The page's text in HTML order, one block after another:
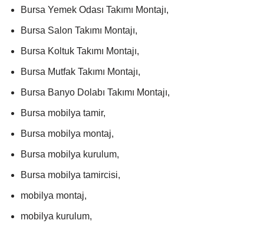
Bursa Yemek Odası Takımı Montajı,
Bursa Salon Takımı Montajı,
Bursa Koltuk Takımı Montajı,
Bursa Mutfak Takımı Montajı,
Bursa Banyo Dolabı Takımı Montajı,
Bursa mobilya tamir,
Bursa mobilya montaj,
Bursa mobilya kurulum,
Bursa mobilya tamircisi,
mobilya montaj,
mobilya kurulum,